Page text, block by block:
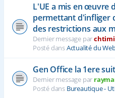
L'UE a mis en œuvre
permettant d'infliger
des restrictions aux
Dernier message par
Posté dansActualité du
Gen Office la 1ere
Dernier message par
Posté dans Bureautique -